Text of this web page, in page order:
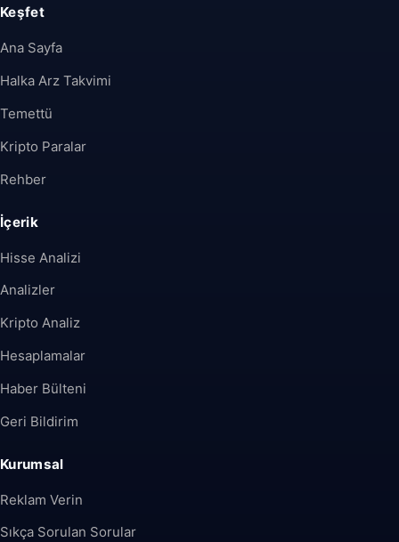
Keşfet
Ana Sayfa
Halka Arz Takvimi
Temettü
Kripto Paralar
Rehber
İçerik
Hisse Analizi
Analizler
Kripto Analiz
Hesaplamalar
Haber Bülteni
Geri Bildirim
Kurumsal
Reklam Verin
Sıkça Sorulan Sorular